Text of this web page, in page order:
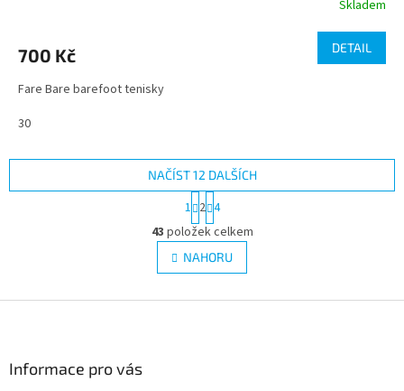
Skladem
700 Kč DETAIL
Fare Bare barefoot tenisky
30
O
v
l
á
NAČÍST 12 DALŠÍCH
t
r
á
n
k
v
1 2 4
43 položek celkem
NAHORU
Informace pro vás